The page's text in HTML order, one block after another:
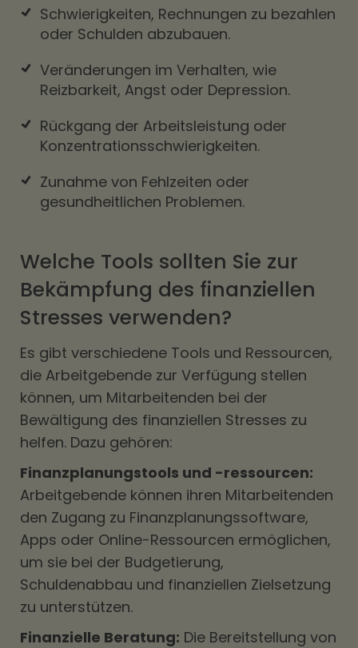
Schwierigkeiten, Rechnungen zu bezahlen
oder Schulden abzubauen.
Veränderungen im Verhalten, wie
Reizbarkeit, Angst oder Depression.
Rückgang der Arbeitsleistung oder
Konzentrationsschwierigkeiten.
Zunahme von Fehlzeiten oder
gesundheitlichen Problemen.
Welche Tools sollten Sie zur
Bekämpfung des finanziellen
Stresses verwenden?
Es gibt verschiedene Tools und Ressourcen,
die Arbeitgebende zur Verfügung stellen
können, um Mitarbeitenden bei der
Bewältigung des finanziellen Stresses zu
helfen. Dazu gehören:
Finanzplanungstools und -ressourcen:
Arbeitgebende können ihren Mitarbeitenden
den Zugang zu Finanzplanungssoftware,
Apps oder Online-Ressourcen ermöglichen,
um sie bei der Budgetierung,
Schuldenabbau und finanziellen Zielsetzung
zu unterstützen.
Finanzielle Beratung: Die Bereitstellung von